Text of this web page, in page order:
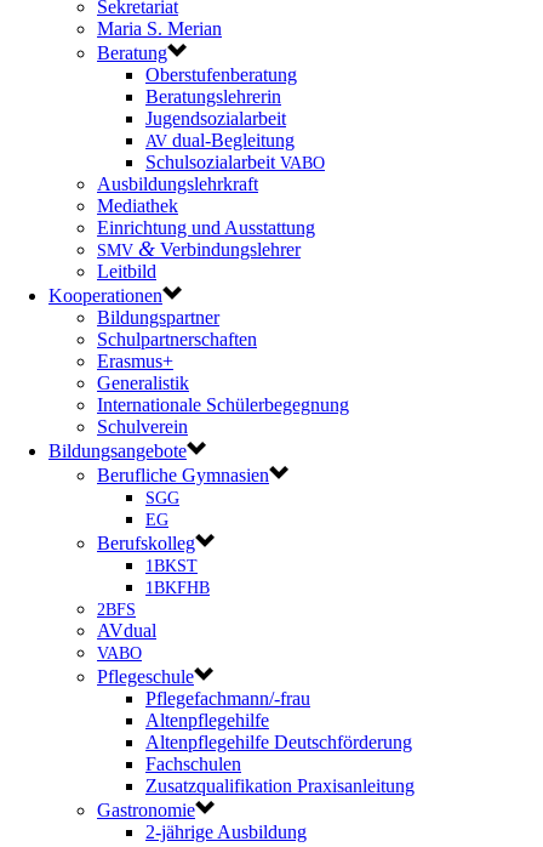
Sekretariat
Maria S. Merian
Beratung
Oberstufenberatung
Beratungslehrerin
Jugendsozialarbeit
AV dual-Begleitung
Schulsozialarbeit VABO
Ausbildungslehrkraft
Mediathek
Einrichtung und Ausstattung
SMV & Verbindungslehrer
Leitbild
Kooperationen
Bildungspartner
Schulpartnerschaften
Erasmus+
Generalistik
Internationale Schülerbegegnung
Schulverein
Bildungsangebote
Berufliche Gymnasien
SGG
EG
Berufskolleg
1BKST
1BKFHB
2BFS
AVdual
VABO
Pflegeschule
Pflegefachmann/-frau
Altenpflegehilfe
Altenpflegehilfe Deutschförderung
Fachschulen
Zusatzqualifikation Praxisanleitung
Gastronomie
2-jährige Ausbildung